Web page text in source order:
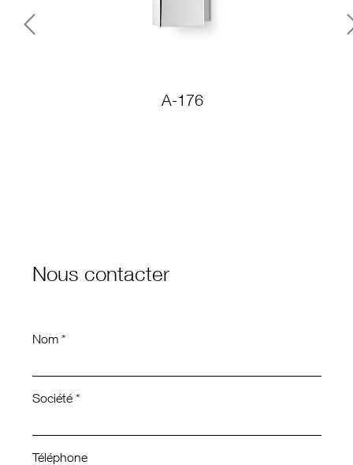
Previous
A-176
Nous contacter
Nom *
Société *
Téléphone